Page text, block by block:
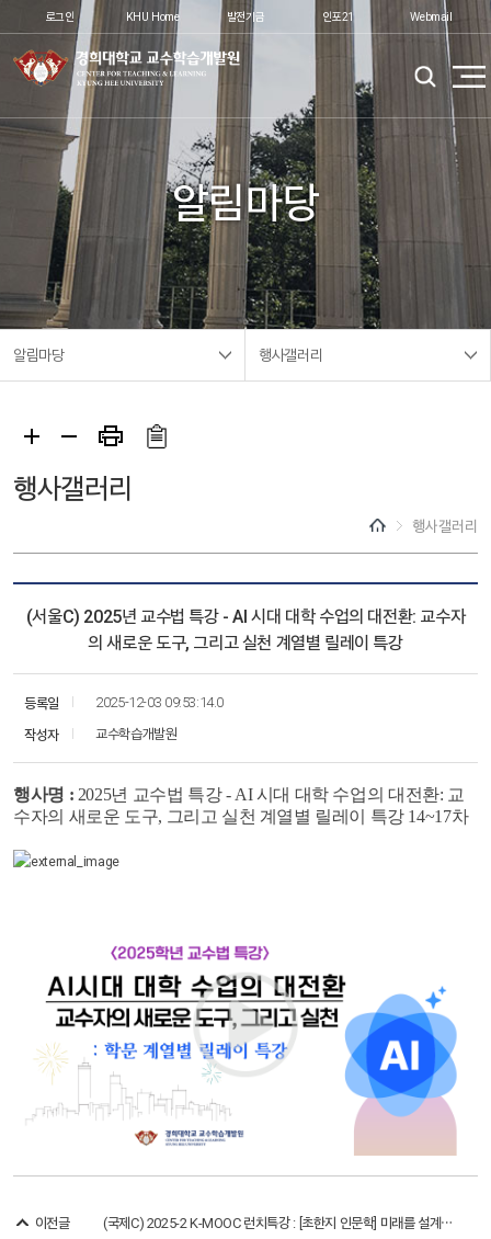
로그인 KHU Home 발전기금 인포21 Webmail
알림마당
알림마당 행사갤러리
행사갤러리
행사갤러리
(서울C) 2025년 교수법 특강 - AI 시대 대학 수업의 대전환: 교수자
의 새로운 도구, 그리고 실천 계열별 릴레이 특강
등록일
2025-12-03 09:53:14.0
작성자
교수학습개발원
행사명 : 2025년 교수법 특강 - AI 시대 대학 수업의 대전환: 교
수자의 새로운 도구, 그리고 실천 계열별 릴레이 특강 14~17차
이전글 (국제C) 2025-2 K-MOOC 런치특강 : [초한지 인문학] 미래를 설계하는 키워드: 선택과 전략으로 살아가기